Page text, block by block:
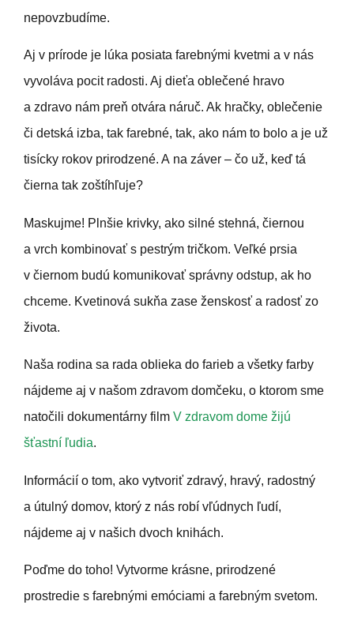
nepovzbudíme.
Aj v prírode je lúka posiata farebnými kvetmi a v nás
vyvoláva pocit radosti. Aj dieťa oblečené hravo
a zdravo nám preň otvára náruč. Ak hračky, oblečenie
či detská izba, tak farebné, tak, ako nám to bolo a je už
tisícky rokov prirodzené. A na záver – čo už, keď tá
čierna tak zoštíhľuje?
Maskujme! Plnšie krivky, ako silné stehná, čiernou
a vrch kombinovať s pestrým tričkom. Veľké prsia
v čiernom budú komunikovať správny odstup, ak ho
chceme. Kvetinová sukňa zase ženskosť a radosť zo
života.
Naša rodina sa rada oblieka do farieb a všetky farby
nájdeme aj v našom zdravom domčeku, o ktorom sme
natočili dokumentárny film V zdravom dome žijú
šťastní ľudia.
Informácií o tom, ako vytvoriť zdravý, hravý, radostný
a útulný domov, ktorý z nás robí vľúdnych ľudí,
nájdeme aj v našich dvoch knihách.
Poďme do toho! Vytvorme krásne, prirodzené
prostredie s farebnými emóciami a farebným svetom.